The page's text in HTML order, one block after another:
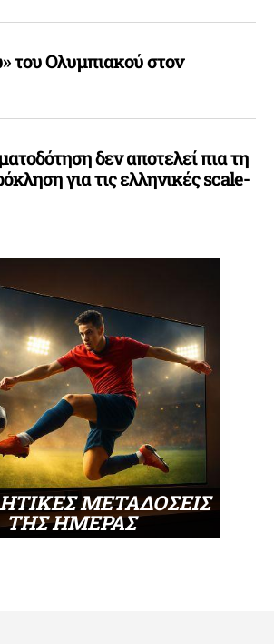
του Ολυμπιακού στον
δεν αποτελεί πια τη
για τις ελληνικές scale-
ΜΕΤΑΔΟΣΕΙΣ
ΤΗΣ ΗΜΕΡΑΣ